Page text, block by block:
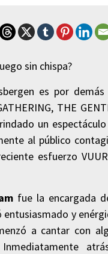
sin chispa?
es por
THE
un
al público
esfuerzo
fue la encargada
y
a cantar con
Inmediatamente